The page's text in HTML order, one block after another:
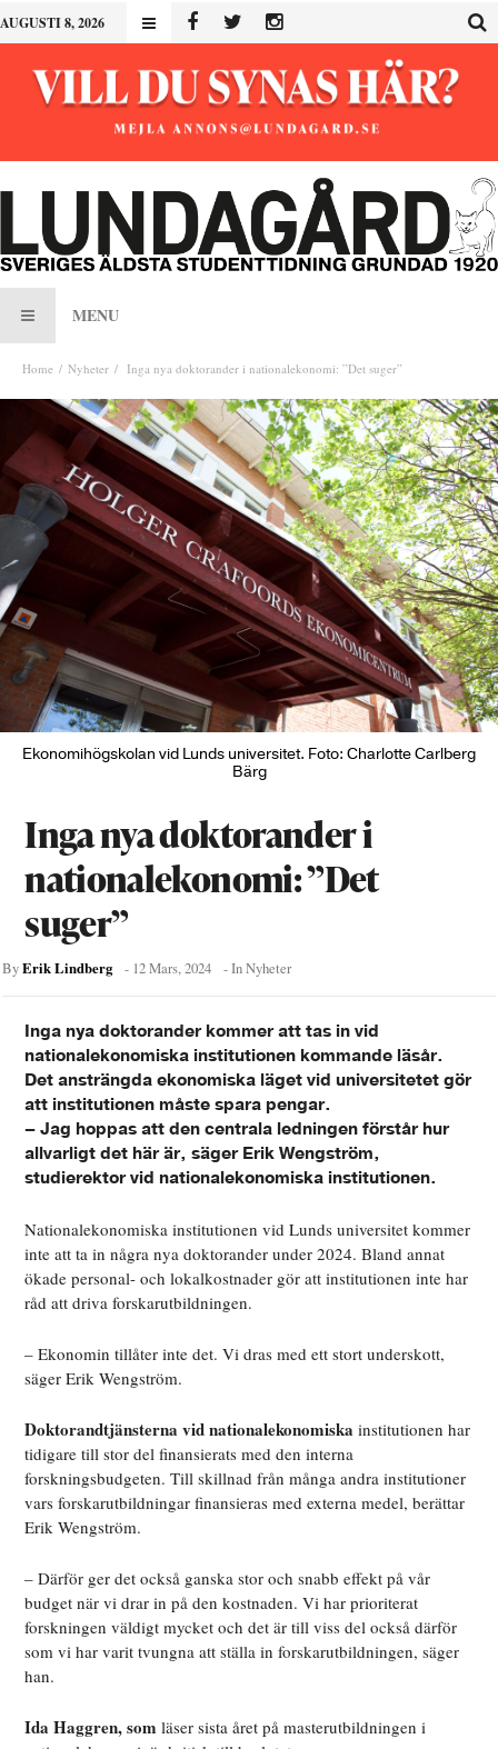
AUGUSTI 8, 2026
MENU
Home Nyheter Inga nya doktorander i nationalekonomi: ”Det suger”
Ekonomihögskolan vid Lunds universitet. Foto: Charlotte Carlberg
Bärg
Inga nya doktorander i
nationalekonomi: ”Det
suger”
ByErik Lindberg - 12 Mars, 2024 - InNyheter
Inga nya doktorander kommer att tas in vid
nationalekonomiska institutionen kommande läsår.
Det ansträngda ekonomiska läget vid universitetet gör
att institutionen måste spara pengar.
– Jag hoppas att den centrala ledningen förstår hur
allvarligt det här är, säger Erik Wengström,
studierektor vid nationalekonomiska institutionen.
Nationalekonomiska institutionen vid Lunds universitet kommer
inte att ta in några nya doktorander under 2024. Bland annat
ökade personal- och lokalkostnader gör att institutionen inte har
råd att driva forskarutbildningen.
– Ekonomin tillåter inte det. Vi dras med ett stort underskott,
säger Erik Wengström.
Doktorandtjänsterna vid nationalekonomiska institutionen har
tidigare till stor del finansierats med den interna
forskningsbudgeten. Till skillnad från många andra institutioner
vars forskarutbildningar finansieras med externa medel, berättar
Erik Wengström.
– Därför ger det också ganska stor och snabb effekt på vår
budget när vi drar in på den kostnaden. Vi har prioriterat
forskningen väldigt mycket och det är till viss del också därför
som vi har varit tvungna att ställa in forskarutbildningen, säger
han.
Ida Haggren, som läser sista året på masterutbildningen i